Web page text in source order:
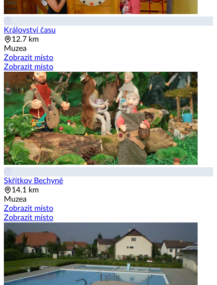
Království času
12.7 km
Muzea
Zobrazit místo
Zobrazit místo
Skřítkov Bechyně
14.1 km
Muzea
Zobrazit místo
Zobrazit místo